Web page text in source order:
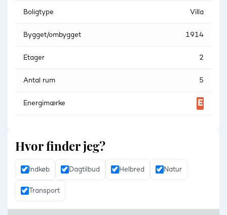
Boligtype Villa
Bygget/ombygget 1914
Etager 2
Antal rum 5
Energimærke
Hvor finder jeg?
Indkøb Dagtilbud Helbred Natur
Transport